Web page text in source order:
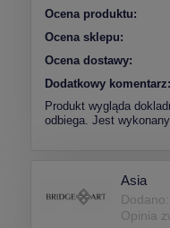
Ocena produktu:
Ocena sklepu:
Ocena dostawy:
Dodatkowy komentarz:
Produkt wygląda
odbiega. Jest
Asia
Opinia